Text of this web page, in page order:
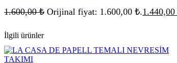
1.600,00₺ Orijinal fiyat: 1.600,00 ₺.1.440,00
İlgili ürünler